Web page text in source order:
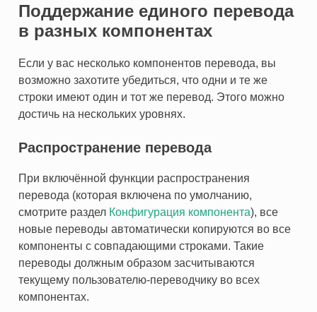
Поддержание единого перевода
в разных компонентах
Если у вас несколько компонентов перевода, вы
возможно захотите убедиться, что одни и те же
строки имеют один и тот же перевод. Этого можно
достичь на нескольких уровнях.
Распространение перевода
При включённой функции распространения
перевода (которая включена по умолчанию,
смотрите раздел Конфигурация компонента), все
новые переводы автоматически копируются во все
компоненты с совпадающими строками. Такие
переводы должным образом засчитываются
текущему пользователю-переводчику во всех
компонентах.